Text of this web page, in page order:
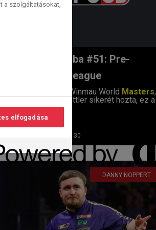
Szektorhiba #51: Pre-
Premier League
Véget ért a Winmau World Masters,
mely Luke Littler sikerét hozta, ez a
trófea is...
2026. 02. 04. 14:30
DANNY NOPPERT
a szolgáltatásokat,
elfogadása